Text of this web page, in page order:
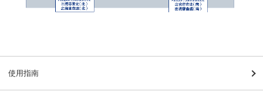
使用指南